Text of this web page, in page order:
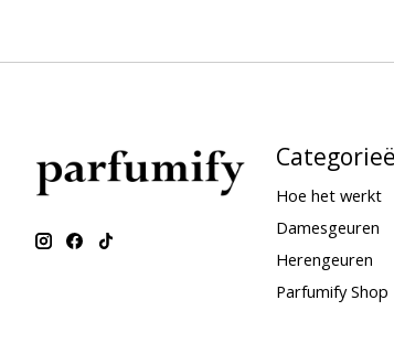
Hoe het werkt
Damesgeuren
Herengeuren
Parfumify Shop